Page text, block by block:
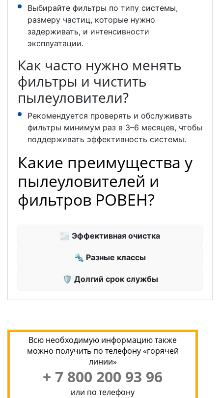
Выбирайте фильтры по типу системы,
размеру частиц, которые нужно
задерживать, и интенсивности
эксплуатации.
Как часто нужно менять
фильтры и чистить
пылеуловители?
Рекомендуется проверять и обслуживать
фильтры минимум раз в 3–6 месяцев, чтобы
поддерживать эффективность системы.
Какие преимущества у
пылеуловителей и
фильтров РОВЕН?
🌫 Эффективная очистка
🔩 Разные классы
🛡 Долгий срок службы
Всю необходимую информацию также
можно получить по телефону «горячей
линии»
+ 7 800 200 93 96
или по телефону